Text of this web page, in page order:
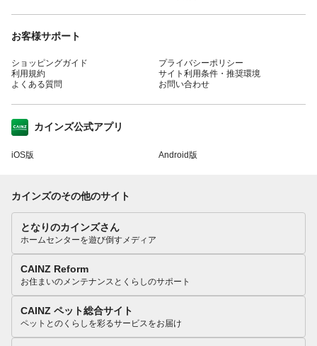
お客様サポート
ショッピングガイド
利用規約
よくある質問
プライバシーポリシー
サイト利用条件・推奨環境
お問い合わせ
カインズ公式アプリ
iOS版 Android版
カインズのその他のサイト
となりのカインズさん
ホームセンターを遊び倒すメディア
CAINZ Reform
お住まいのメンテナンスとくらしのサポート
CAINZ ペット総合サイト
ペットとのくらしを彩るサービスをお届け